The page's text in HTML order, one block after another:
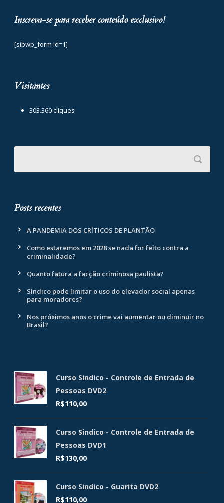
Inscreva-se para receber conteúdo exclusivo!
[sibwp_form id=1]
Visitantes
303.360 cliques
Posts recentes
A PANDEMIA DOS CRÍTICOS DE PLANTÃO
Como estaremos em 2028 se nada for feito contra a
criminalidade?
Quanto fatura a facção criminosa paulista?
Síndico pode limitar o uso do elevador social apenas
para moradores?
Nos próximos anos o crime vai aumentar ou diminuir no
Brasil?
Curso Sindico - Controle de Entrada de
Pessoas DVD2
R$110,00
Curso Sindico - Controle de Entrada de
Pessoas DVD1
R$130,00
Curso Sindico - Guarita DVD2
R$110,00